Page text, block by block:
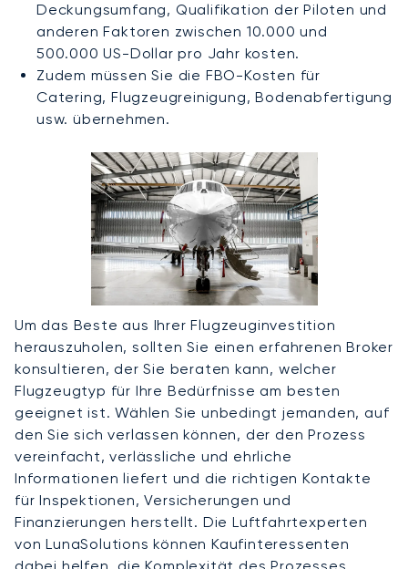
Deckungsumfang, Qualifikation der Piloten und
anderen Faktoren zwischen 10.000 und
500.000 US-Dollar pro Jahr kosten.
Zudem müssen Sie die FBO-Kosten für
Catering, Flugzeugreinigung, Bodenabfertigung
usw. übernehmen.
Um das Beste aus Ihrer Flugzeuginvestition
herauszuholen, sollten Sie einen erfahrenen Broker
konsultieren, der Sie beraten kann, welcher
Flugzeugtyp für Ihre Bedürfnisse am besten
geeignet ist. Wählen Sie unbedingt jemanden, auf
den Sie sich verlassen können, der den Prozess
vereinfacht, verlässliche und ehrliche
Informationen liefert und die richtigen Kontakte
für Inspektionen, Versicherungen und
Finanzierungen herstellt. Die Luftfahrtexperten
von LunaSolutions können Kaufinteressenten